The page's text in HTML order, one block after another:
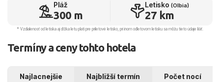
Pláž
300 m
Letisko (Olbia)
27 km
* Vzdialenosť od letiska aj dľžka letu platí pre príletové letisko, pri inom odletovom letisku sa môžu tieto údaje líšiť.
Termíny a ceny tohto hotela
Najlacnejšie Najbližší termín Počet nocí